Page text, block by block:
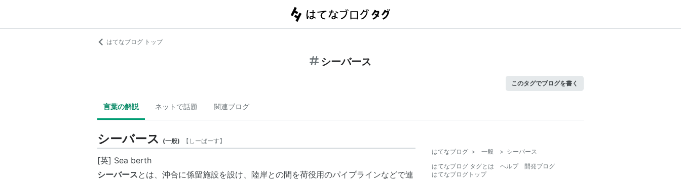
はてなブログ トップ
シーバース
このタグでブログを書く
言葉の解説 ネットで話題 関連ブログ
シーバース (一般) 【 しーばーす】
[英] Sea berth
シーバースとは、沖合に係留施設を設け、陸岸との間を荷役用のパイプラインなどで連
はてなブログ > 一般 > シーバース
はてなブログ タグとは
ヘルプ
開発ブログ
はてなブログトップ